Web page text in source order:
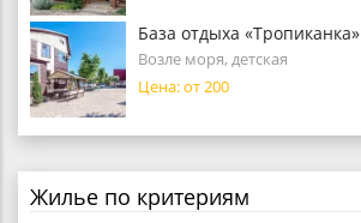
База отдыха «Тропиканка»
Возле моря, детская
Цена: от 200
Жилье по критериям